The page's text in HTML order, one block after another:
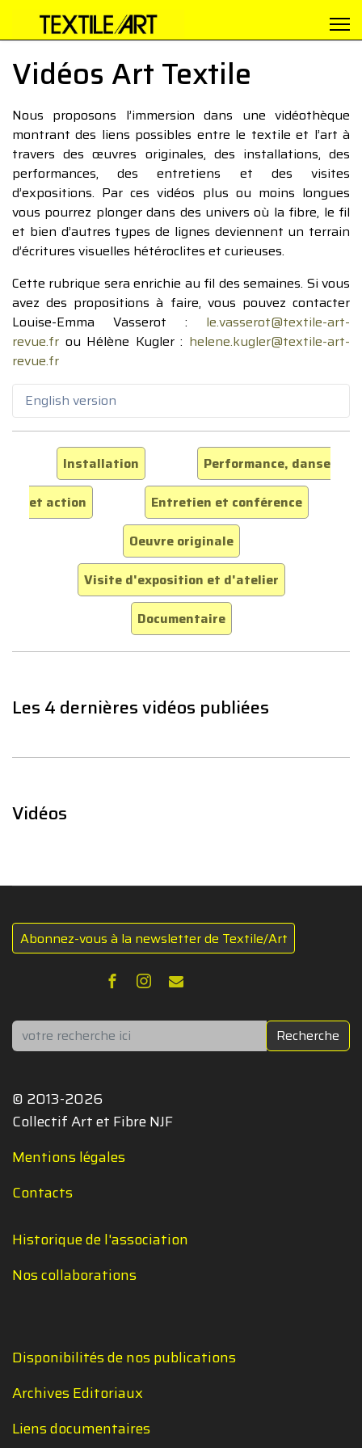
Vidéos Art Textile
Nous proposons l’immersion dans une vidéothèque
montrant des liens possibles entre le textile et l’art à
travers des œuvres originales, des installations, des
performances, des entretiens et des visites
d’expositions. Par ces vidéos plus ou moins longues
vous pourrez plonger dans des univers où la fibre, le fil
et bien d’autres types de lignes deviennent un terrain
d’écritures visuelles hétéroclites et curieuses.
Cette rubrique sera enrichie au fil des semaines. Si vous
avez des propositions à faire, vous pouvez contacter
Louise-Emma Vasserot : le.vasserot@textile-art-
revue.fr ou Hélène Kugler : helene.kugler@textile-art-
revue.fr
English version
Installation
Performance, danse
et action
Entretien et conférence
Oeuvre originale
Visite d'exposition et d'atelier
Documentaire
Les 4 dernières vidéos publiées
Vidéos
Abonnez-vous à la newsletter de Textile/Art
Rechercher Recherche
© 2013-2026
Collectif Art et Fibre NJF
Mentions légales
Contacts
Historique de l'association
Nos collaborations
Disponibilités de nos publications
Archives Editoriaux
Liens documentaires